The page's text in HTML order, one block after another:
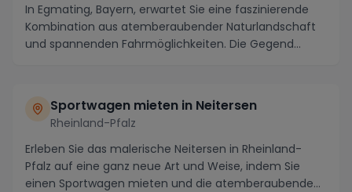
In Egmating, Bayern, erwartet Sie eine faszinierende
Kombination aus atemberaubender Naturlandschaft
und spannenden Fahrmöglichkeiten. Die Gegend
Sportwagen mieten in Neitersen
Rheinland-Pfalz
Erleben Sie das malerische Neitersen in Rheinland-
Pfalz auf eine ganz neue Art und Weise, indem Sie
einen Sportwagen mieten und die atemberaubende